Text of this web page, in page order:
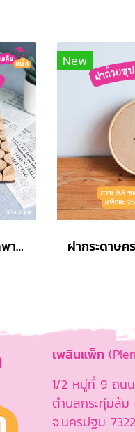
ฝาพลาสติก ถ้วย 4oz. (เฉพาะฝา)
New
เพลินแพ็ก
1/2 หมู่ที่ 9 ถน
ตำบลกระทุ่มล้ม
จ.นครปฐม